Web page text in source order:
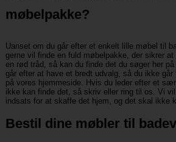
møbelpakke?
Uanset om du går efter et enkelt lille møbel til
gerne vil finde en fuld møbelpakke, der sikrer
en rød tråd, så kan du finde det du søger her
går efter at have et bredt udvalg, så du ikke
på vores hjemmeside. Hvis du leder efter et
ikke kan finde det, så skriv eller ring til os. Vi
indsats for at skaffe det hjem, og det skal ikke
Bestil dine møbler til